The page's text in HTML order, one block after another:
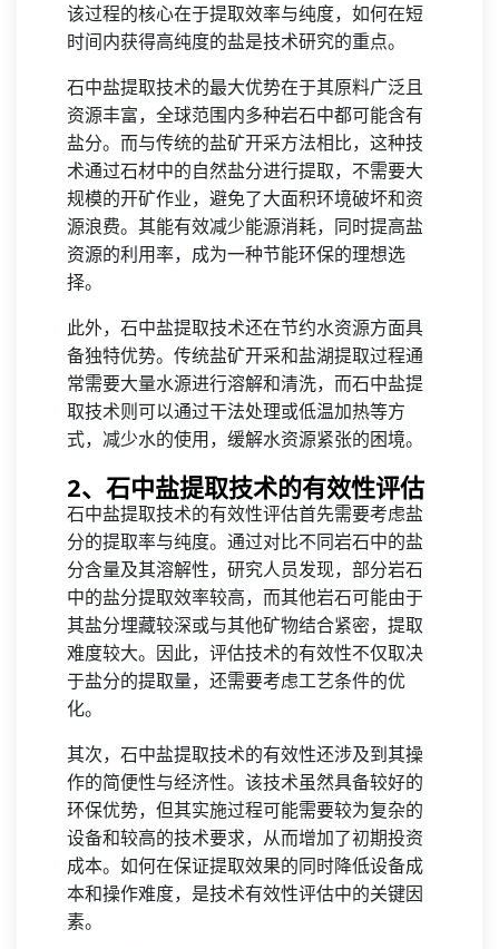
该过程的核心在于提取效率与纯度，如何在短
时间内获得高纯度的盐是技术研究的重点。
石中盐提取技术的最大优势在于其原料广泛且
资源丰富，全球范围内多种岩石中都可能含有
盐分。而与传统的盐矿开采方法相比，这种技
术通过石材中的自然盐分进行提取，不需要大
规模的开矿作业，避免了大面积环境破坏和资
源浪费。其能有效减少能源消耗，同时提高盐
资源的利用率，成为一种节能环保的理想选
择。
此外，石中盐提取技术还在节约水资源方面具
备独特优势。传统盐矿开采和盐湖提取过程通
常需要大量水源进行溶解和清洗，而石中盐提
取技术则可以通过干法处理或低温加热等方
式，减少水的使用，缓解水资源紧张的困境。
2、石中盐提取技术的有效性评估
石中盐提取技术的有效性评估首先需要考虑盐
分的提取率与纯度。通过对比不同岩石中的盐
分含量及其溶解性，研究人员发现，部分岩石
中的盐分提取效率较高，而其他岩石可能由于
其盐分埋藏较深或与其他矿物结合紧密，提取
难度较大。因此，评估技术的有效性不仅取决
于盐分的提取量，还需要考虑工艺条件的优
化。
其次，石中盐提取技术的有效性还涉及到其操
作的简便性与经济性。该技术虽然具备较好的
环保优势，但其实施过程可能需要较为复杂的
设备和较高的技术要求，从而增加了初期投资
成本。如何在保证提取效果的同时降低设备成
本和操作难度，是技术有效性评估中的关键因
素。